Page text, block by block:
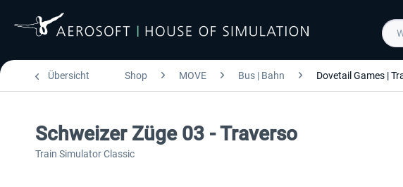
Übersicht Shop MOVE Bus | Bahn Dovetail Games |
Schweizer Züge 03 - Traverso
Train Simulator Classic